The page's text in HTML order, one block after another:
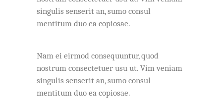
singulis senserit an, sumo consul
mentitum duo ea copiosae.
Nam ei eirmod consequuntur, quod
nostrum consectetuer usu ut. Vim veniam
singulis senserit an, sumo consul
mentitum duo ea copiosae.